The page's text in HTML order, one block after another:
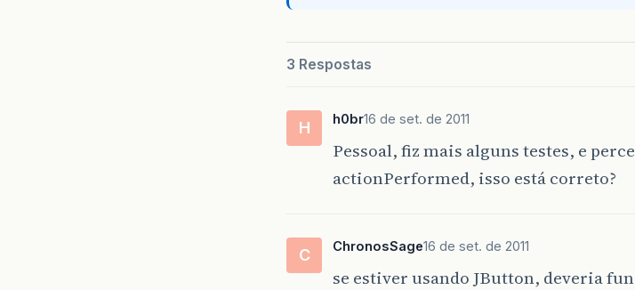
3 Respostas
H h0br16 de set. de 2011
Pessoal, fiz mais alguns testes, e
actionPerformed, isso está correto?
C ChronosSage16 de set. de 2011
se estiver usando JButton, deveria